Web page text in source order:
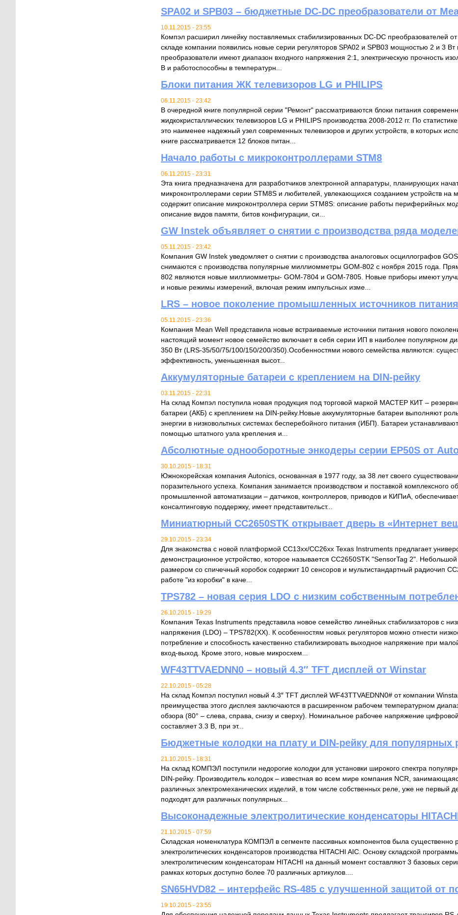
SPA02 и SPB03 – бюджетные DC-DC преобразователи от
10.11.2015 - 23:55
Компэл расширил линейку поставляемых стабилизированных DC-DC преобразователей
складе компании появились новые серии регуляторов SPA02 и SPB03 мощностью 2 и 3
преобразователи имеют диапазон входного напряжения 2:1, электрическую прочность
В и работоспособны в температурн...
Блоки питания ЖК телевизоров LG и PHILIPS
06.11.2015 - 23:42
В очередной книге популярной серии "Ремонт" рассматриваются блоки питания
жидкокристаллических телевизоров LG и PHILIPS производства 2008-2012 гг. По
это наименее надежный узел современных телевизоров и других устройств, в которых
книге рассматривается 12 блоков питан...
Начало работы с микроконтроллерами STM8
06.11.2015 - 23:31
Эта книга предназначена для разработчиков электронной аппаратуры, планирующих
микроконтроллерами серии STM8S и любителей, увлекающихся созданием устройств на
содержит описание микроконтроллера серии STM8S: описание работы периферийных
описание видов памяти, битов конфигурации, си...
GW Instek объявляет о снятии с производства ряда
05.11.2015 - 23:42
Компания GW Instek уведомляет о снятии с производства аналоговых осциллографов
снимаются с производства популярные миллиомметры GOM-802 с ноября 2015 года.
802 являются новые миллиомметры- GOM-7804 и GOM-7805. Новые приборы имеют
и новые режимы измерений, включая режим импульсных изме...
LRS – новое поколение промышленных источников питания
05.11.2015 - 23:36
Компания Mean Well представила новые встраиваемые источники питания нового
настоящий момент новое семейство включает в себя серии ИП в наиболее популярном
350 Вт (LRS-35/50/75/100/150/200/350).Особенностями нового семейства являются:
эффективность, уменьшенная высот...
Аккумуляторные батареи с креплением на DIN-рейку
03.11.2015 - 22:31
На склад Компэл поступила новая продукция под торговой маркой МАСТЕР КИТ –
батареи (АКБ) с креплением на DIN-рейку.Новые аккумуляторные батареи выполняют
энергии в низковольтных системах бесперебойного питания (ИБП). Батареи
помощью штатного узла крепления и...
Абсолютные однооборотные энкодеры серии EP50S от
30.10.2015 - 18:31
Южнокорейская компания Autonics, основанная в 1977 году, за 38 лет своего
поразительного успеха. Компания занимается производством и поставкой комплексного
промышленной автоматизации – датчиков, контроллеров, приводов и КИПиА,
консалтинговую поддержку, имеет представительст...
Миниатюрный CC2650STK открывает дверь в «Интернет
29.10.2015 - 23:34
Для знакомства с новой платформой СС13xx/CC26xx Texas Instruments предлагает
демонстрационное устройство, которое называется CC2650STK "SensorTag 2".
размером со спичечный коробок содержит 10 сенсоров и мультистандартный радиочип
работе "из коробки" в каче...
TPS782 – новая серия LDO с низким собственным
26.10.2015 - 19:29
Компания Texas Instruments представила новое семейство линейных стабилизаторов с
напряжения (LDO) – TPS782(XX). К особенностям новых регуляторов можно отнести
потребление и способность качественно стабилизировать выходное напряжение при
вход-выход. Кроме этого, новые микросхем...
WF43TTVAEDNN0 – новый 4.3″ TFT дисплей от Winstar
22.10.2015 - 05:28
На склад Компэл поступил новый 4.3″ TFT дисплей WF43TTVAEDNN0# от компании
преимущества этого дисплея заключаются в расширенном рабочем температурном
обзора (80° – слева, справа, снизу и сверху). Номинальное рабочее напряжение
составляет 3.3 В, при эт...
Бюджетные колодки на плату и DIN-рейку для популярных
21.10.2015 - 18:31
На склад КОМПЭЛ поступили недорогие колодки для установки широкого спектра
DIN-рейку. Производитель колодок – известная во всем мире компания NCR,
различных электромеханических изделий, в том числе собственных реле, уже не первый
подходят для различных популярных...
Высоконадежные электролитические конденсаторы
21.10.2015 - 07:59
Складская номенклатура КОМПЭЛ в сегменте пассивных компонентов была существенно
электролитических конденсаторов производства HITACHI AIC. Основу складской
электролитическим конденсаторам HITACHI на данный момент составляют 3 базовых
рамках которых доступно более 70 различных артикулов....
SN65HVD82 – интерфейс RS-485 c улучшенной защитой от
19.10.2015 - 23:55